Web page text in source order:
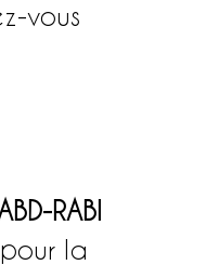
vous
RABI
la